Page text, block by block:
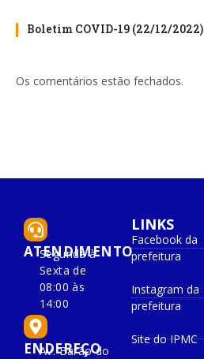
Boletim COVID-19 (22/12/2022)
Os comentários estão fechados.
ATENDIMENTO
Segunda à
Sexta de
08:00 às
14:00
ENDEREÇO
Av. Barão do
LINKS
Facebook da
prefeitura
Instagram da
prefeitura
Site do IPMC